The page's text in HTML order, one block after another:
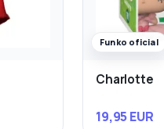
Funko oficial
Charlotte
19,95 EUR